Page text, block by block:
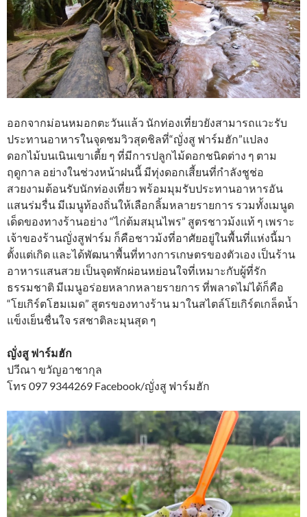
ออกจากม่อนหมอกตะวันแล้ว นักท่องเที่ยวยังสามารถแวะรับ
ประทานอาหารในจุดชมวิวสุดชิลที่“ญั่งสู ฟาร์มฮัก”แปลง
ดอกไม้บนเนินเขาเตี้ย ๆ ที่มีการปลูกไม้ดอกชนิดต่าง ๆ ตาม
ฤดูกาล อย่างในช่วงหน้าฝนนี้ มีทุ่งดอกเสี้ยนที่กำลังชูช่อ
สวยงามต้อนรับนักท่องเที่ยว พร้อมมุมรับประทานอาหารอัน
แสนร่มรื่น มีเมนูท้องถิ่นให้เลือกลิ้มหลายรายการ รวมทั้งเมนูด
เด็ดของทางร้านอย่าง “ไก่ต้มสมุนไพร” สูตรชาวม้งแท้ ๆ เพราะ
เจ้าของร้านญั่งสูฟาร์ม ก็คือชาวม้งที่อาศัยอยู่ในพื้นที่แห่งนี้มา
ตั้งแต่เกิด และได้พัฒนาพื้นที่ทางการเกษตรของตัวเอง เป็นร้าน
อาหารแสนสวย เป็นจุดพักผ่อนหย่อนใจที่เหมาะกับผู้ที่รัก
ธรรมชาติ มีเมนูอร่อยหลากหลายรายการ ที่พลาดไม่ได้ก็คือ
“โยเกิร์ตโฮมเมด” สูตรของทางร้าน มาในสไตล์โยเกิร์ตเกล็ดน้ำ
แข็งเย็นชื่นใจ รสชาติละมุนสุด ๆ
ญั่งสู ฟาร์มฮัก
ปวีณา ขวัญอาชากุล
โทร 097 9344269 Facebook/ญั่งสู ฟาร์มฮัก